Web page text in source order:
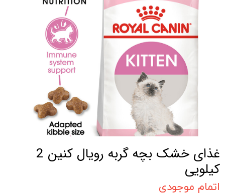
غذای خشک بچه گربه رویال کنین 2
کیلویی
اتمام موجودی